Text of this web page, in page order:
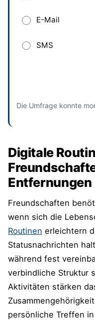
E-Mail
SMS
Die Umfrage konnte
Digitale
Entfernungen
Freundschaften
wenn sich die
Routinen erleichtern
Statusnachrichten
während fest
verbindliche Struktur
Aktivitäten stärken
persönliche Treffen